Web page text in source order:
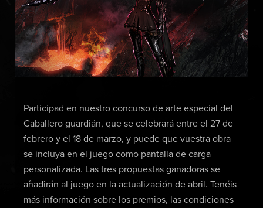
Participad en nuestro concurso de arte especial del
Caballero guardián, que se celebrará entre el 27 de
febrero y el 18 de marzo, y puede que vuestra obra
se incluya en el juego como pantalla de carga
personalizada. Las tres propuestas ganadoras se
añadirán al juego en la actualización de abril. Tenéis
más información sobre los premios, las condiciones